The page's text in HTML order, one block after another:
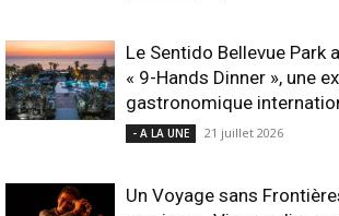
Le Sentido Bellevue Park
« 9-Hands Dinner », une
gastronomique
- A LA UNE 21 juillet 2026
Un Voyage sans